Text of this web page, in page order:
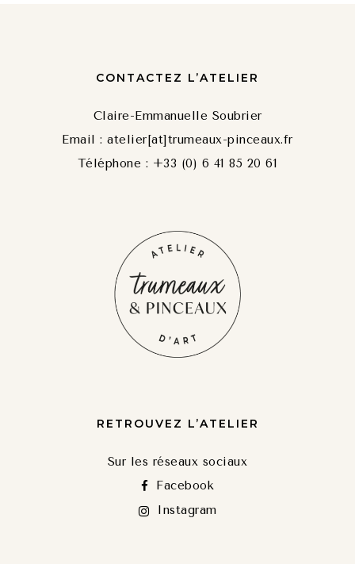
CONTACTEZ L’ATELIER
Claire-Emmanuelle Soubrier
Email : atelier[at]trumeaux-pinceaux.fr
Téléphone : +33 (0) 6 41 85 20 61
RETROUVEZ L’ATELIER
Sur les réseaux sociaux
Facebook
Instagram